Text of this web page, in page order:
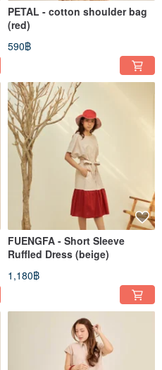
PETAL - cotton shoulder bag
(red)
590฿
FUENGFA - Short Sleeve
Ruffled Dress (beige)
1,180฿